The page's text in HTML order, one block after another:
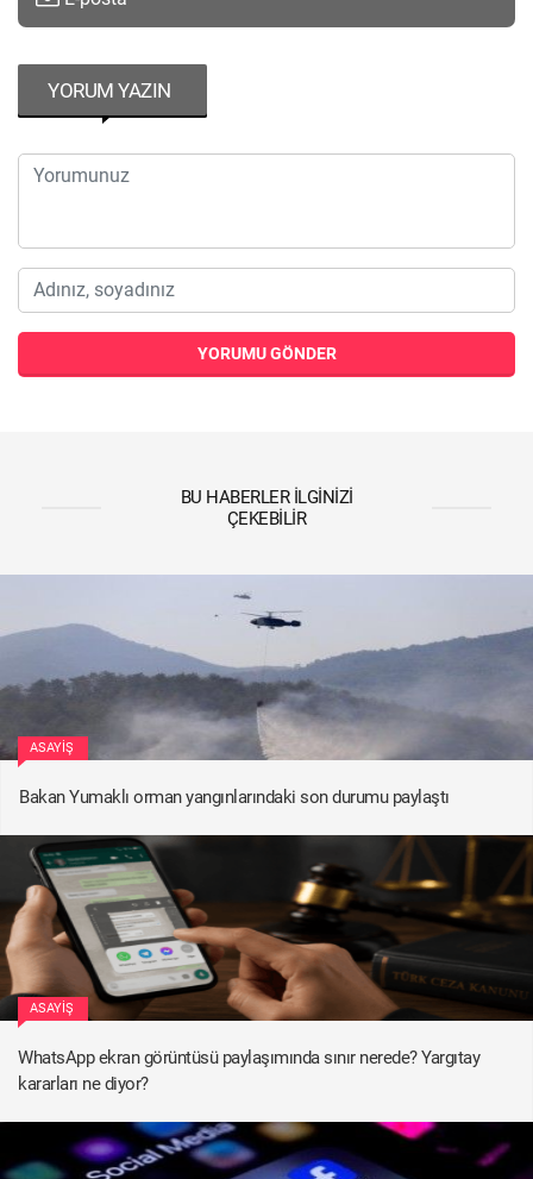
YORUM YAZIN
YORUMU GÖNDER
BU HABERLER İLGINIZI
ÇEKEBILIR
ASAYIŞ
Bakan Yumaklı orman yangınlarındaki son durumu paylaştı
ASAYIŞ
WhatsApp ekran görüntüsü paylaşımında sınır nerede? Yargıtay
kararları ne diyor?